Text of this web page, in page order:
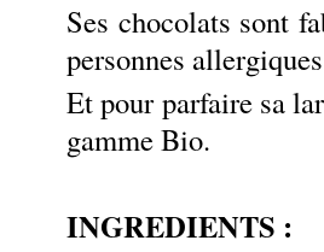
Ses chocolats sont
personnes
Et pour parfaire sa
gamme Bio.
INGREDIENTS :